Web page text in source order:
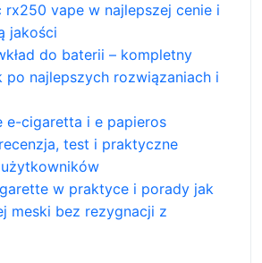
rx250 vape w najlepszej cenie i
jakości
do baterii – kompletny
po najlepszych rozwiązaniach i
e-cigaretta i e papieros
test i praktyczne
w praktyce i porady jak
meski bez rezygnacji z